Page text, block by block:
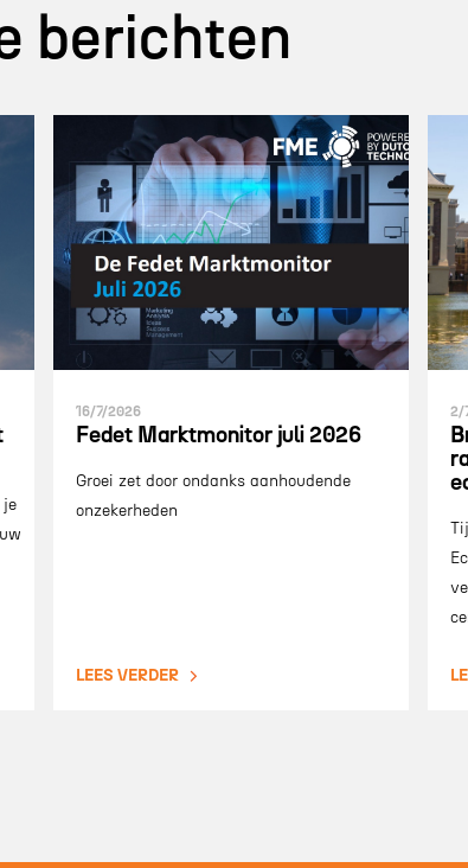
berichten
je
16/7/2026
Fedet Marktmonitor juli 2026
Groei zet door ondanks aanhoudende
onzekerheden
LEES VERDER
2/